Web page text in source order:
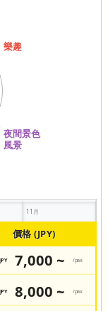
11月
價格 (JPY)
JPY 7,000 ~ /pax
JPY 8,000 ~ /pax